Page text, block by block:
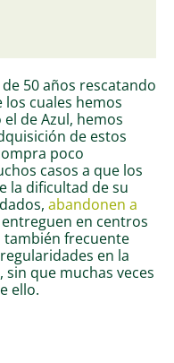
50 años rescatando
cuales hemos
de Azul, hemos
de estos
poco
casos a que los
la dificultad de su
abandonen a
en centros
también frecuente
en la
que muchas veces
ello.